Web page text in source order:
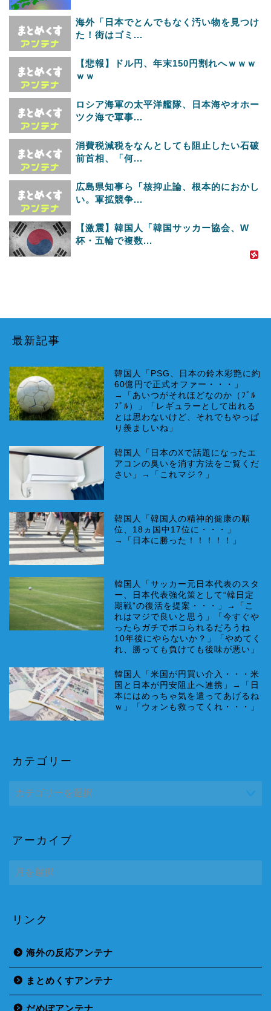
海外「日本でとんでもなく汚い物を見つけ
た！街はゴミ...
【悲報】ドル円、年末150円割れへｗｗｗ
ｗｗ
ロシア海軍の太平洋艦隊、日本海やオホー
ツク海で軍事...
消費税減税をなんとしても阻止したい石破
前首相、「何...
広島県知事ら「核抑止論、根本的におかし
い。軍拡競争...
【激震】韓国人「韓国サッカー協会、W
杯・五輪で複数...
最新記事
韓国人「PSG、日本の鈴木彩艶に約
60億円で正式オファー・・・」
→「あいつがそれほどなのか（ﾌﾞﾙ
ﾌﾞﾙ）」「レギュラーとして出れる
とは思わないけど、それでもやっぱ
り羨ましいね」
韓国人「日本のXで話題になったエ
アコンの臭いを消す方法をご覧くだ
さい」→「これマジ？」
韓国人「韓国人の精神的健康の順
位、18ヵ国中17位に・・・」
→「日本に勝った！！！！！」
韓国人「サッカー元日本代表のスタ
ー、日本代表強化策として“韓日定
期戦”の復活を提案・・・」→「こ
れはマジで良いと思う」「今すぐや
ったらガチでボコられるだろうね
10年後にやらないか？」「やめてく
れ、勝っても負けても後味が悪い」
韓国人「米国が円買い介入・・・米
国と日本が円安阻止へ連携」→「日
本にはめっちゃ気を遣ってあげるね
ｗ」「ウォンも救ってくれ・・・」
カテゴリー
アーカイブ
ー
ブリンク
海外の反応アンテナ
まとめくすアンテナ
だめぽアンテナ